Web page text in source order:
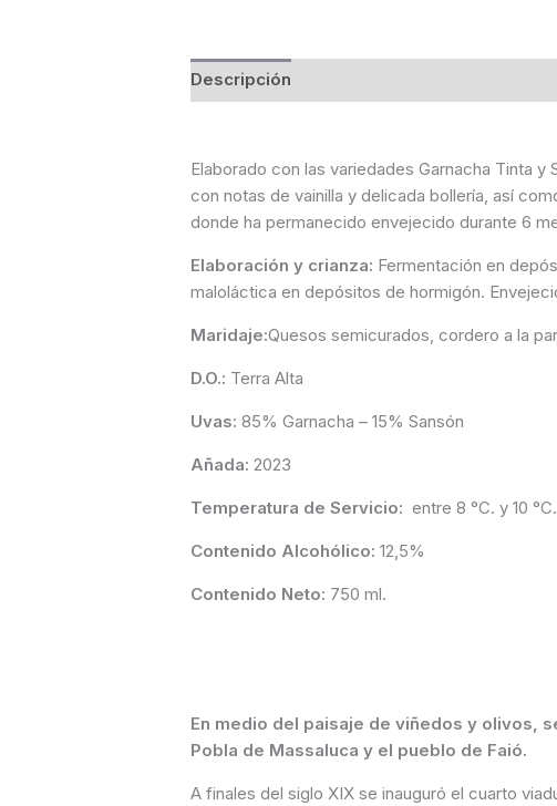
Descripción
Elaborado con las variedades Garnacha Tinta
con notas de vainilla y delicada bollería, así
donde ha permanecido envejecido durante 6
Elaboración y crianza: Fermentación en
maloláctica en depósitos de hormigón.
Maridaje:Quesos semicurados, cordero a la
D.O.: Terra Alta
Uvas: 85% Garnacha – 15% Sansón
Añada: 2023
Temperatura de Servicio: entre 8 °C. y 10 °C.
Contenido Alcohólico: 12,5%
Contenido Neto: 750 ml.
En medio del paisaje de viñedos y olivos,
Pobla de Massaluca y el pueblo de Faió.
A finales del siglo XIX se inauguró el cuarto